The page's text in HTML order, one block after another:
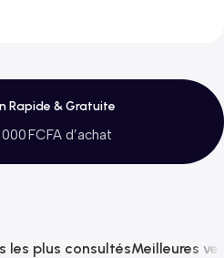
Rapide & Gratuite
FCFA d’achat
les plus consultésMeilleures